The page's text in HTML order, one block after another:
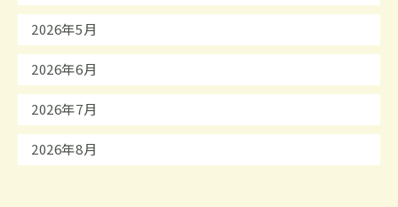
2026年5月
2026年6月
2026年7月
2026年8月